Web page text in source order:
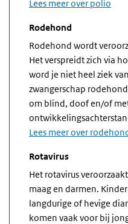
Lees meer over polio
Rodehond
Rodehond wordt
Het verspreidt zich via
word je niet heel ziek
zwangerschap
om blind, doof en/of
Lees meer over
Rotavirus
Het rotavirus
maag en darmen.
langdurige of hevige
komen vaak voor bij